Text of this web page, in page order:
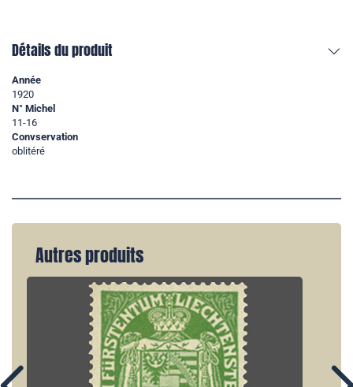
Détails du produit
Année
1920
N° Michel
11-16
Convservation
oblitéré
Autres produits